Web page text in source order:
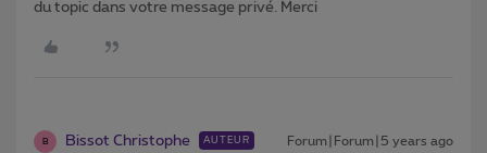
du topic dans votre message privé. Merci
B Bissot Christophe AUTEUR Forum|Forum|5 years ago